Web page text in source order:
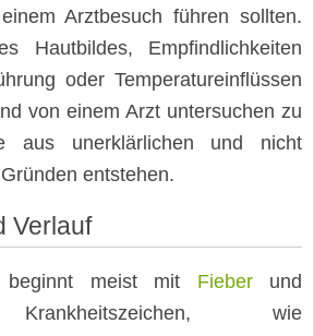
Arztbesuch führen sollten.
Hautbildes, Empfindlichkeiten
oder Temperatureinflüssen
von einem Arzt untersuchen zu
aus unerklärlichen und nicht
entstehen.
Verlauf
beginnt meist mit Fieberund
wie